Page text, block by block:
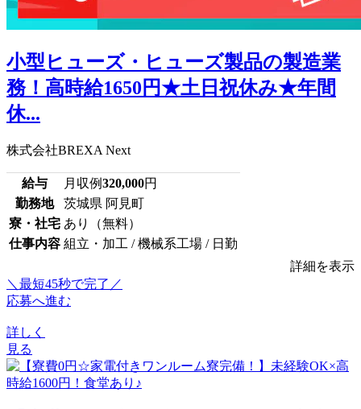
小型ヒューズ・ヒューズ製品の製造業
務！高時給1650円★土日祝休み★年間
休...
株式会社BREXA Next
給与 月収例320,000円
勤務地
茨城県 阿見町
寮・社宅 あり（無料）
仕事内容 組立・加工 / 機械系工場 / 日勤
詳細を表示
＼最短45秒で完了／
応募へ進む
詳しく
見る